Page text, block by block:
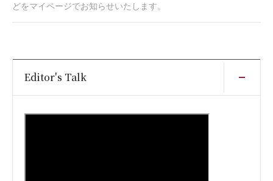
どをマイページでお知らせいたします。
Editor's Talk